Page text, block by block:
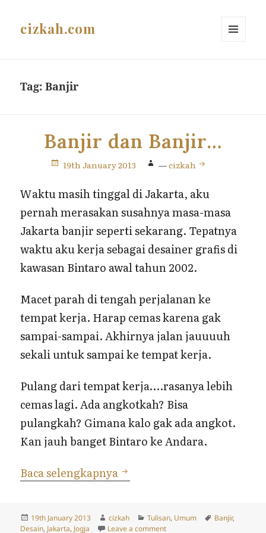
cizkah.com
Tag:Banjir
Banjir dan Banjir…
19th January 2013 —cizkah
Waktu masih tinggal di Jakarta, aku
pernah merasakan susahnya masa-masa
Jakarta banjir seperti sekarang. Tepatnya
waktu aku kerja sebagai desainer grafis di
kawasan Bintaro awal tahun 2002.
Macet parah di tengah perjalanan ke
tempat kerja. Harap cemas karena gak
sampai-sampai. Akhirnya jalan jauuuuh
sekali untuk sampai ke tempat kerja.
Pulang dari tempat kerja….rasanya lebih
cemas lagi. Ada angkotkah? Bisa
pulangkah? Gimana kalo gak ada angkot.
Kan jauh banget Bintaro ke Andara.
Baca selengkapnya Banjir dan Banjir…
Posted
on
19th January 2013 Author
cizkah Categories
Tulisan, Umum Tags
Banjir,
Desain, Jakarta, Jogja Leave a commenton Banjir dan Banjir…